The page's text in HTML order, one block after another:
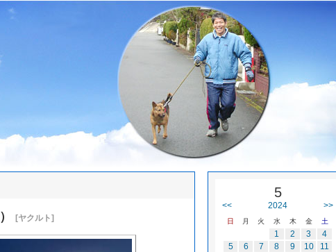
[ヤクルト]
5
<< 2024 >>
日 月 火 水 木 金 土
1 2 3
4
5
6 7 8 9 10
11